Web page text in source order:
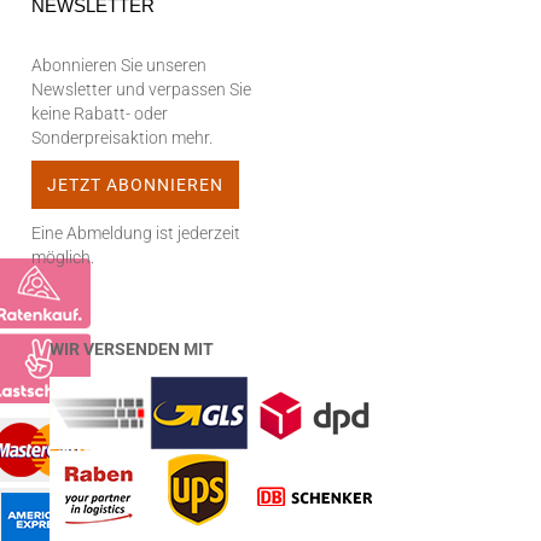
NEWSLETTER
Abonnieren Sie unseren
Newsletter und verpassen Sie
keine Rabatt- oder
Sonderpreisaktion mehr.
Eine Abmeldung ist jederzeit
möglich.
WIR VERSENDEN MIT